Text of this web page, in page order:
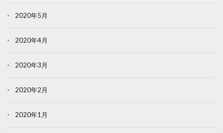
2020年5月
2020年4月
2020年3月
2020年2月
2020年1月